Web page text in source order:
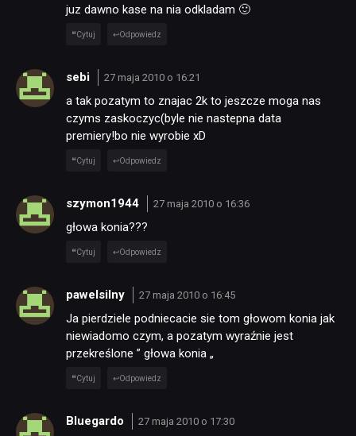
juz dawno kase na nia odkladam 🙂
Cytuj Odpowiedz
sebi 27 maja 2010 o 16:21
a tak pozatym to znajac 2k to jeszcze moga nas
czyms zaskoczyc(byle nie nastepna data
premiery!bo nie wyrobie xD
Cytuj Odpowiedz
szymon1944 27 maja 2010 o 16:36
głowa konia???
Cytuj Odpowiedz
pawelsilny 27 maja 2010 o 16:45
Ja pierdziele podniecacie sie tom głowom konia jak
niewiadomo czym, a pozatym wyraźnie jest
przekreślone ” głowa konia „
Cytuj Odpowiedz
Bluegardo 27 maja 2010 o 17:30